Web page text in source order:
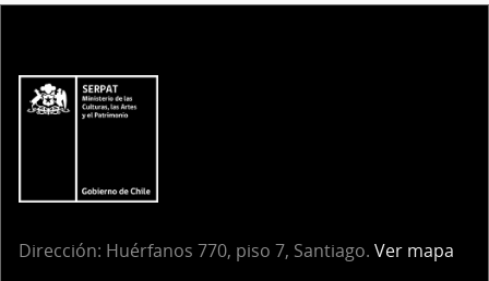
Dirección: Huérfanos 770, piso 7, Santiago. Ver mapa